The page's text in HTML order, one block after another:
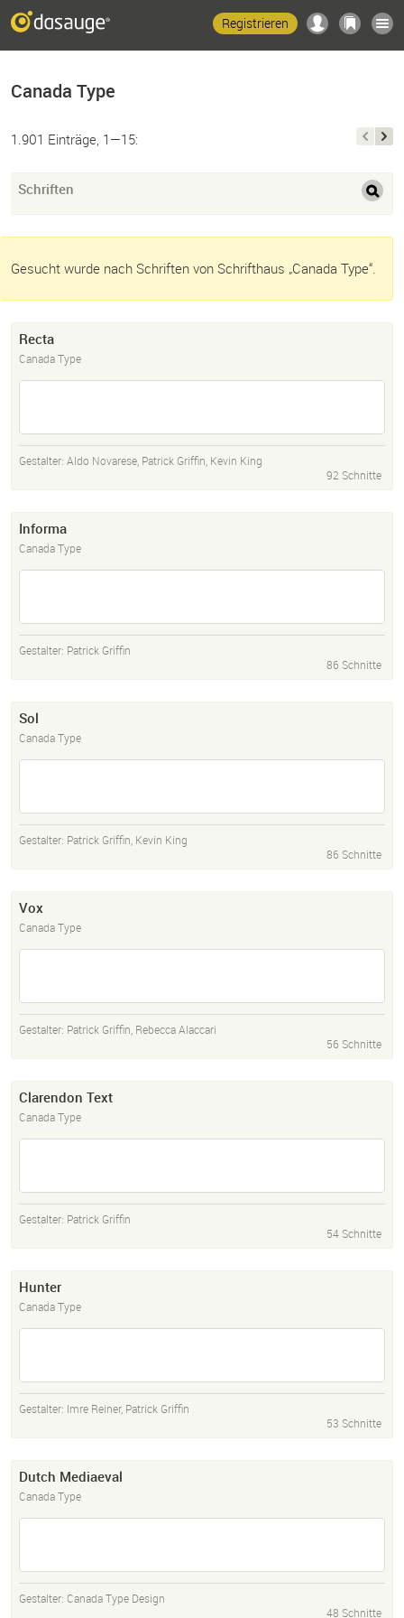
Registrieren
Canada Type
1.901 Einträge, 1—15:
Schriften
Gesucht wurde nach Schriften von Schrifthaus „Canada Type“.
Recta
Canada Type
Gestalter: Aldo Novarese, Patrick Griffin, Kevin King
92 Schnitte
Informa
Canada Type
Gestalter: Patrick Griffin
86 Schnitte
Sol
Canada Type
Gestalter: Patrick Griffin, Kevin King
86 Schnitte
Vox
Canada Type
Gestalter: Patrick Griffin, Rebecca Alaccari
56 Schnitte
Clarendon Text
Canada Type
Gestalter: Patrick Griffin
54 Schnitte
Hunter
Canada Type
Gestalter: Imre Reiner, Patrick Griffin
53 Schnitte
Dutch Mediaeval
Canada Type
Gestalter: Canada Type Design
48 Schnitte